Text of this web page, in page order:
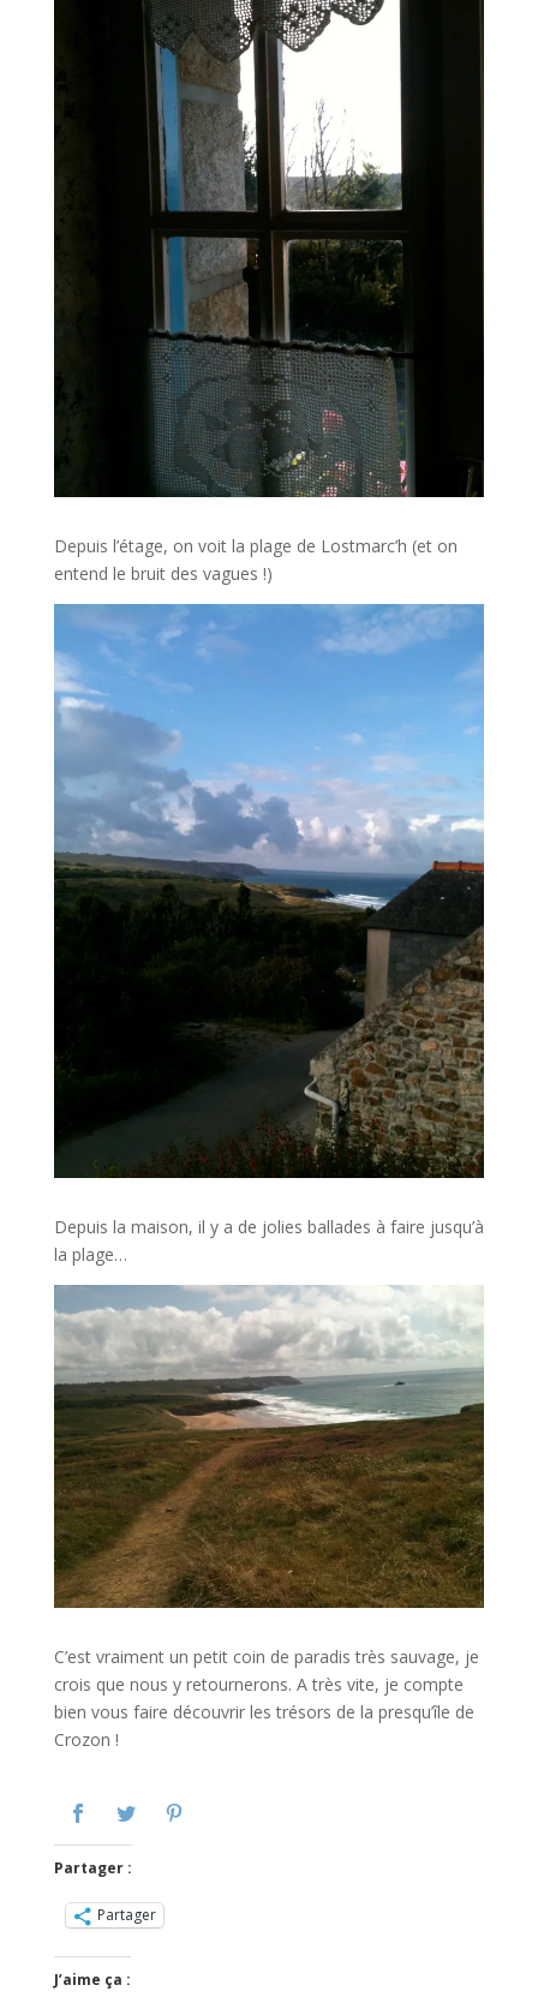
Depuis l’étage, on voit la plage de Lostmarc’h (et on
entend le bruit des vagues !)
Depuis la maison, il y a de jolies ballades à faire jusqu’à
la plage…
C’est vraiment un petit coin de paradis très sauvage, je
crois que nous y retournerons. A très vite, je compte
bien vous faire découvrir les trésors de la presqu’île de
Crozon !
Partager :
Partager
J’aime ça :